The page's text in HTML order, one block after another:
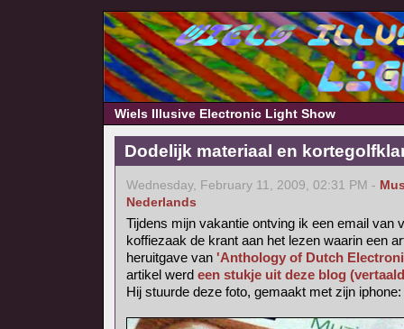
Wiels Illusive Electronic Light Show
Dodelijk materiaal en
Wednesday, February 11, 2009, 02:31 PM -
Nederlands
Tijdens mijn vakantie ontving ik een email van
koffiezaak de krant aan het lezen waarin een
heruitgave van 'Anthology of Dutch
artikel werd een stukje uit deze blog
Hij stuurde deze foto, gemaakt met zijn iphone: